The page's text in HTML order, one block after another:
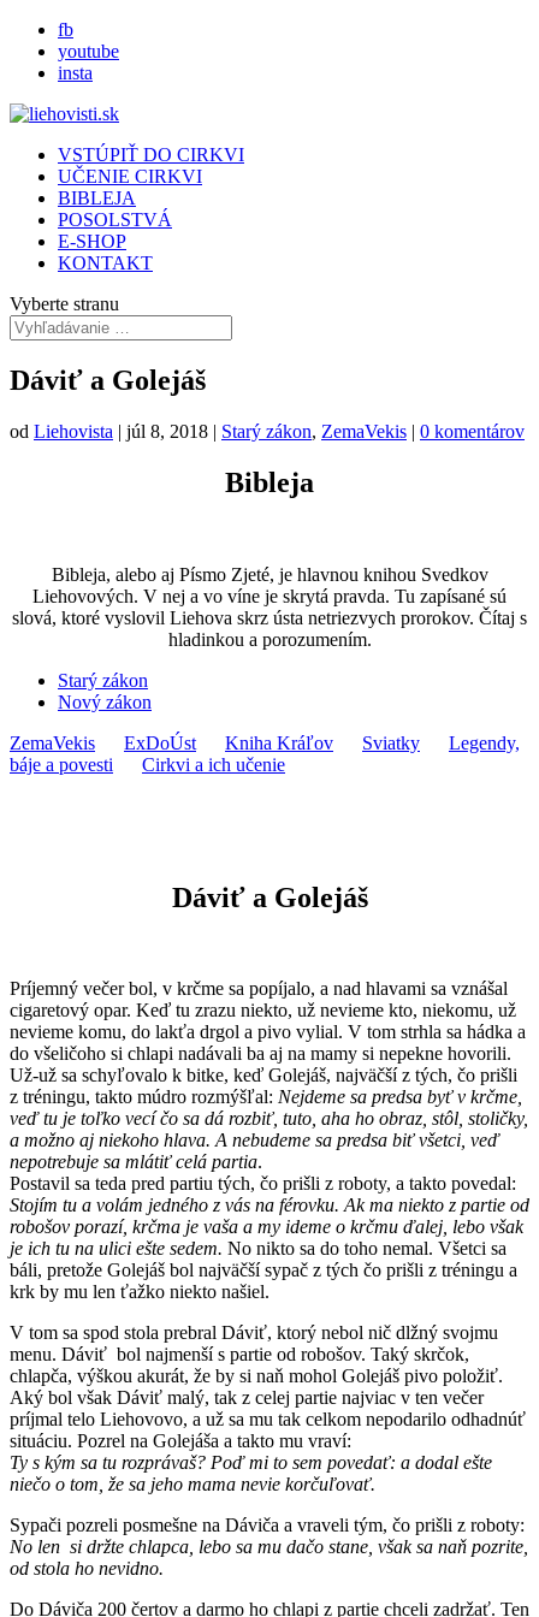
fb
youtube
insta
VSTÚPIŤ DO CIRKVI
UČENIE CIRKVI
BIBLEJA
POSOLSTVÁ
E-SHOP
KONTAKT
Vyberte stranu
Dáviť a Golejáš
od Liehovista | júl 8, 2018 | Starý zákon, ZemaVekis | 0 komentárov
Bibleja
Bibleja, alebo aj Písmo Zjeté, je hlavnou knihou Svedkov
Liehovových. V nej a vo víne je skrytá pravda. Tu zapísané sú
slová, ktoré vyslovil Liehova skrz ústa netriezvych prorokov. Čítaj s
hladinkou a porozumením.
Starý zákon
Nový zákon
ZemaVekis
ExDoÚst Kniha Kráľov Sviatky
Legendy,
báje a povesti
Cirkvi a ich učenie
Dáviť a Golejáš
Príjemný večer bol, v krčme sa popíjalo, a nad hlavami sa vznášal
cigaretový opar. Keď tu zrazu niekto, už nevieme kto, niekomu, už
nevieme komu, do lakťa drgol a pivo vylial. V tom strhla sa hádka a
do všeličoho si chlapi nadávali ba aj na mamy si nepekne hovorili.
Už-už sa schyľovalo k bitke, keď Golejáš, najväčší z tých, čo prišli
z tréningu, takto múdro rozmýšľal: Nejdeme sa predsa byť v krčme,
veď tu je toľko vecí čo sa dá rozbiť, tuto, aha ho obraz, stôl, stoličky,
a možno aj niekoho hlava. A nebudeme sa predsa biť všetci, veď
nepotrebuje sa mlátiť celá partia.
Postavil sa teda pred partiu tých, čo prišli z roboty, a takto povedal:
Stojím tu a volám jedného z vás na férovku. Ak ma niekto z partie od
robošov porazí, krčma je vaša a my ideme o krčmu ďalej, lebo však
je ich tu na ulici ešte sedem. No nikto sa do toho nemal. Všetci sa
báli, pretože Golejáš bol najväčší sypač z tých čo prišli z tréningu a
krk by mu len ťažko niekto našiel.
V tom sa spod stola prebral Dáviť, ktorý nebol nič dlžný svojmu
menu. Dáviť bol najmenší s partie od robošov. Taký skrčok,
chlapča, výškou akurát, že by si naň mohol Golejáš pivo položiť.
Aký bol však Dáviť malý, tak z celej partie najviac v ten večer
príjmal telo Liehovovo, a už sa mu tak celkom nepodarilo odhadnúť
situáciu. Pozrel na Golejáša a takto mu vraví:
Ty s kým sa tu rozprávaš? Poď mi to sem povedať: a dodal ešte
niečo o tom, že sa jeho mama nevie korčuľovať.
Sypači pozreli posmešne na Dáviča a vraveli tým, čo prišli z roboty:
No len si držte chlapca, lebo sa mu dačo stane, však sa naň pozrite,
od stola ho nevidno.
Do Dáviča 200 čertov a darmo ho chlapi z partie chceli zadržať. Ten